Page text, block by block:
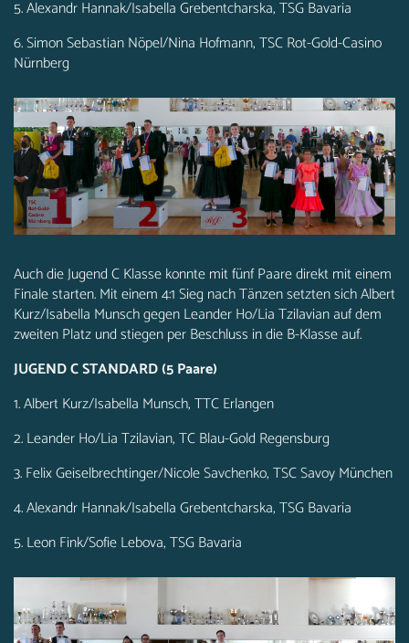
5. Alexandr Hannak/Isabella Grebentcharska, TSG Bavaria
6. Simon Sebastian Nöpel/Nina Hofmann, TSC Rot-Gold-Casino
Nürnberg
Auch die Jugend C Klasse konnte mit fünf Paare direkt mit einem
Finale starten. Mit einem 4:1 Sieg nach Tänzen setzten sich Albert
Kurz/Isabella Munsch gegen Leander Ho/Lia Tzilavian auf dem
zweiten Platz und stiegen per Beschluss in die B-Klasse auf.
JUGEND C STANDARD (5 Paare)
1. Albert Kurz/Isabella Munsch, TTC Erlangen
2. Leander Ho/Lia Tzilavian, TC Blau-Gold Regensburg
3. Felix Geiselbrechtinger/Nicole Savchenko, TSC Savoy München
4. Alexandr Hannak/Isabella Grebentcharska, TSG Bavaria
5. Leon Fink/Sofie Lebova, TSG Bavaria